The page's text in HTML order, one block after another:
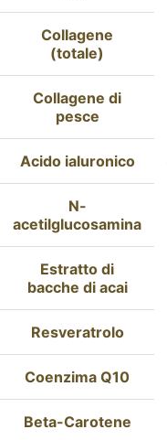
Collagene
(totale)
Collagene di
pesce
Acido ialuronico
N-
acetilglucosamina
Estratto di
bacche di acai
Resveratrolo
Coenzima Q10
Beta-Carotene